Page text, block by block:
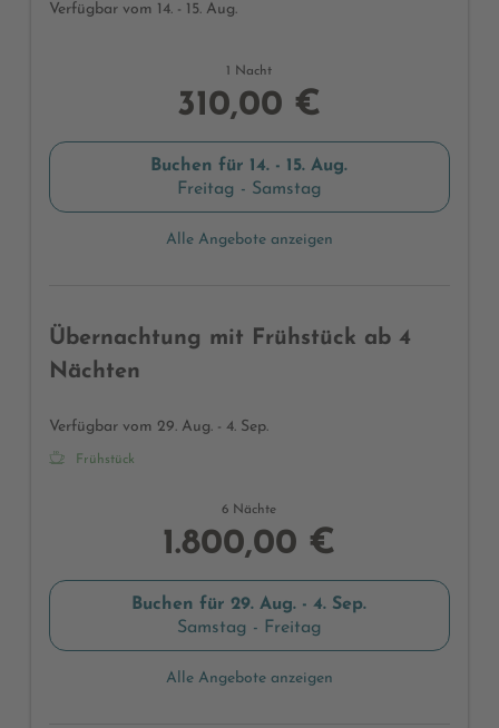
Verfügbar vom 14. - 15. Aug.
1 Nacht
310,00 €
Buchen für 14. - 15. Aug.
Freitag - Samstag
Alle Angebote anzeigen
Übernachtung mit Frühstück ab 4
Nächten
Verfügbar vom 29. Aug. - 4. Sep.
Frühstück
6 Nächte
1.800,00 €
Buchen für29. Aug. - 4. Sep.
Samstag - Freitag
Alle Angebote anzeigen